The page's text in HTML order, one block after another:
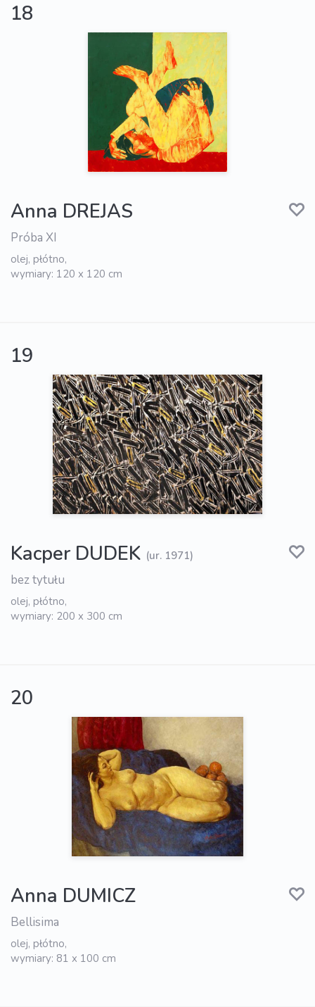
18
Anna DREJAS
Próba XI
olej, płótno,
wymiary: 120 x 120 cm
19
Kacper DUDEK (ur. 1971)
bez tytułu
olej, płótno,
wymiary: 200 x 300 cm
20
Anna DUMICZ
Bellisima
olej, płótno,
wymiary: 81 x 100 cm